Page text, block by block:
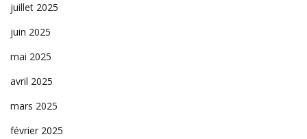
juillet 2025
juin 2025
mai 2025
avril 2025
mars 2025
février 2025